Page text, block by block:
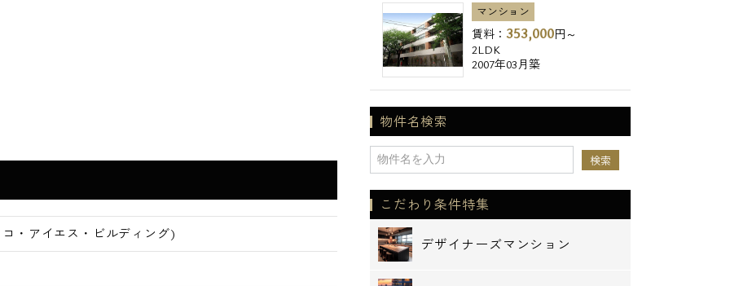
・アイエス・ビルディング)
マンション
賃料： 353,000円～
2LDK
2007年03月築
物件名検索
こだわり条件特集
デザイナーズマンション